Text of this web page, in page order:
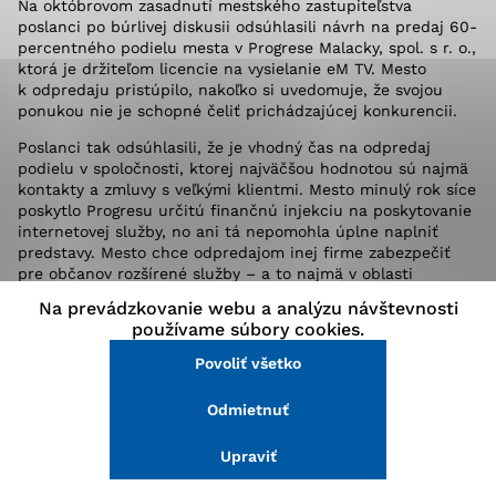
Na októbrovom zasadnutí mestského zastupiteľstva
poslanci po búrlivej diskusii odsúhlasili návrh na predaj 60-
percentného podielu mesta v Progrese Malacky, spol. s r. o.,
ktorá je držiteľom licencie na vysielanie eM TV. Mesto
k odpredaju pristúpilo, nakoľko si uvedomuje, že svojou
ponukou nie je schopné čeliť prichádzajúcej konkurencii.
Poslanci tak odsúhlasili, že je vhodný čas na odpredaj
podielu v spoločnosti, ktorej najväčšou hodnotou sú najmä
kontakty a zmluvy s veľkými klientmi. Mesto minulý rok síce
poskytlo Progresu určitú finančnú injekciu na poskytovanie
internetovej služby, no ani tá nepomohla úplne naplniť
predstavy. Mesto chce odpredajom inej firme zabezpečiť
pre občanov rozšírené služby – a to najmä v oblasti
V súčasnosti je vypísaná verejná súťaž, pričom súťažné
mestskom úrade alebo poštou poslať návrhy s pečiatkou
referencií najmä výška ponúknutej ceny. Podmienkou
v káblových rozvodoch a tiež zachovanie vysielania eM TV
pre Mesto Malacky.
Na prevádzkovanie webu a analýzu návštevnosti
používame súbory cookies.
Povoliť všetko
Odmietnuť
Upraviť
stránke a prístup k zabezpečeným oblastiam webovej
stránky. Bez týchto súborov cookie nemôže web
správne fungovať.
Analytické cookies
Analytické cookies pomáhajú prevádzkovateľovi stránok
pochopiť, ako návštevníci stránok stránku používajú,
aby mohol stránky optimalizovať a ponúknuť im lepšiu
skúsenosť. Všetky dáta sa zbierajú anonymne a nie je
možné ich spojiť s konkrétnou osobou.
Povoliť všetko
Uložiť nastavenia
Viac informácií